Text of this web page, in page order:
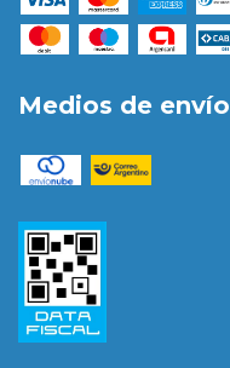
Medios de envío